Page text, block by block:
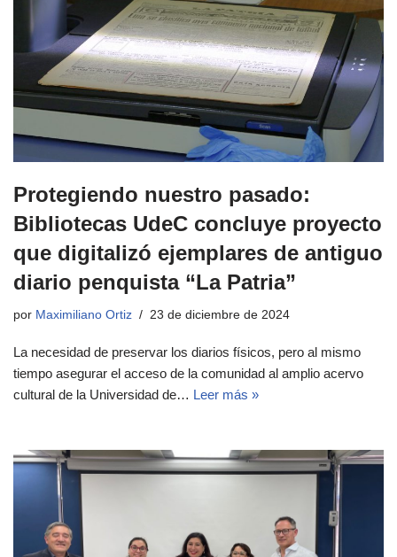
Protegiendo nuestro pasado:
Bibliotecas UdeC concluye proyecto
que digitalizó ejemplares de antiguo
diario penquista “La Patria”
por Maximiliano Ortiz 23 de diciembre de 2024
La necesidad de preservar los diarios físicos, pero al mismo
tiempo asegurar el acceso de la comunidad al amplio acervo
cultural de la Universidad de… Leer más »